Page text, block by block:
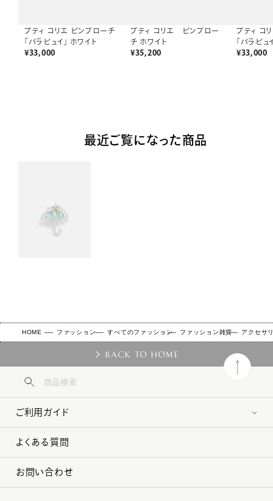
プティ コリエ ピンブローチ
「パラピュイ」 ホワイト
¥33,000
プティ コリエ ピンブロー
チ ホワイト
¥35,200
プティ コ
「パラピュ
¥33,000
最近ご覧になった商品
HOME ファッション すべてのファッション ファッション雑貨 アクセサ
BACK TO HOME
ご利用ガイド
よくある質問
お問い合わせ